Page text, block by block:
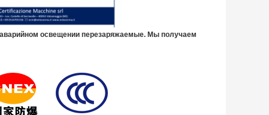
освещении перезаряжаемые. Мы получаем